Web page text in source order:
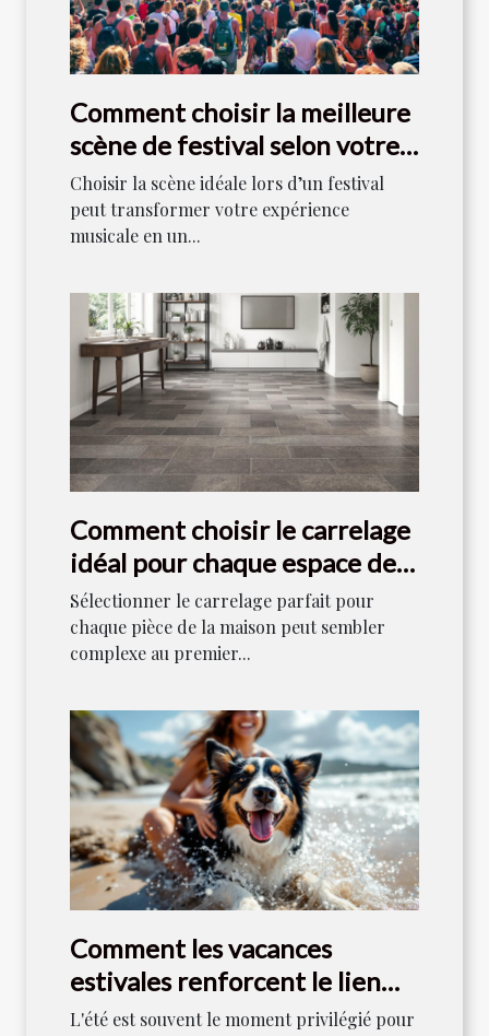
Comment choisir la meilleure
scène de festival selon votre
style musical ?
Choisir la scène idéale lors d’un festival
peut transformer votre expérience
musicale en un...
Comment choisir le carrelage
idéal pour chaque espace de
votre maison ?
Sélectionner le carrelage parfait pour
chaque pièce de la maison peut sembler
complexe au premier...
Comment les vacances
estivales renforcent le lien
entre maîtres et chiens ?
L'été est souvent le moment privilégié pour